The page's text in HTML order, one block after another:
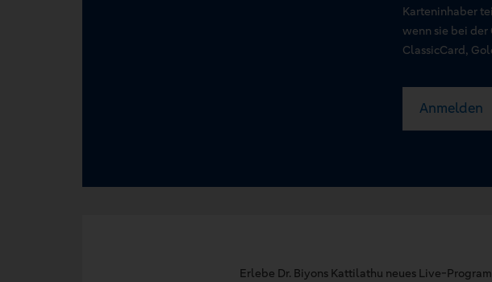
Karteninhaber
wenn sie bei
ClassicCard,
Anmelden
Erlebe Dr. Biyons Kattilathu neues Live-